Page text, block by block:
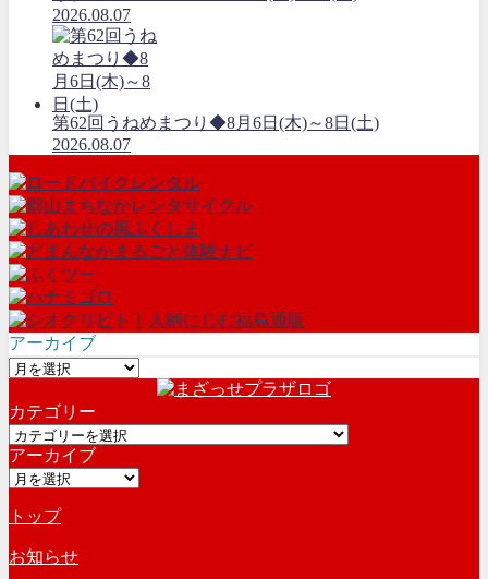
2026.08.07
第62回うねめまつり◆8月6日(木)～8日(土)
2026.08.07
アーカイブ
ア
カ
イ
ブ
カテゴリー
カ
テ
ゴ
ー
アーカイブ
ア
カ
イ
ブ
トップ
お知らせ